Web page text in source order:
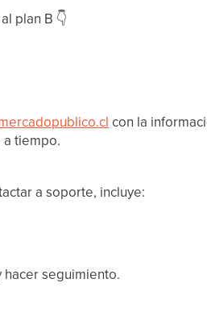
plan B 👇
con la
tiempo.
a soporte, incluye:
seguimiento.